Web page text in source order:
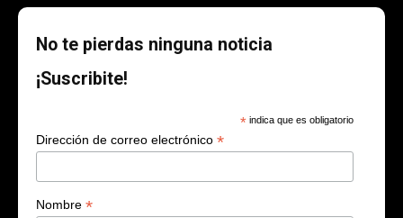
No te pierdas ninguna noticia
¡Suscribite!
* indica que es obligatorio
Dirección de correo electrónico *
Nombre *